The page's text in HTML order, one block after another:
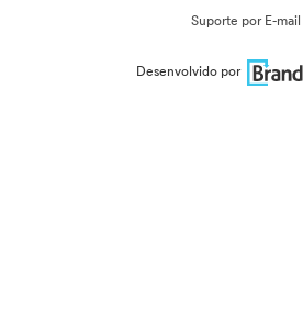
Suporte por E-mail
Desenvolvido por